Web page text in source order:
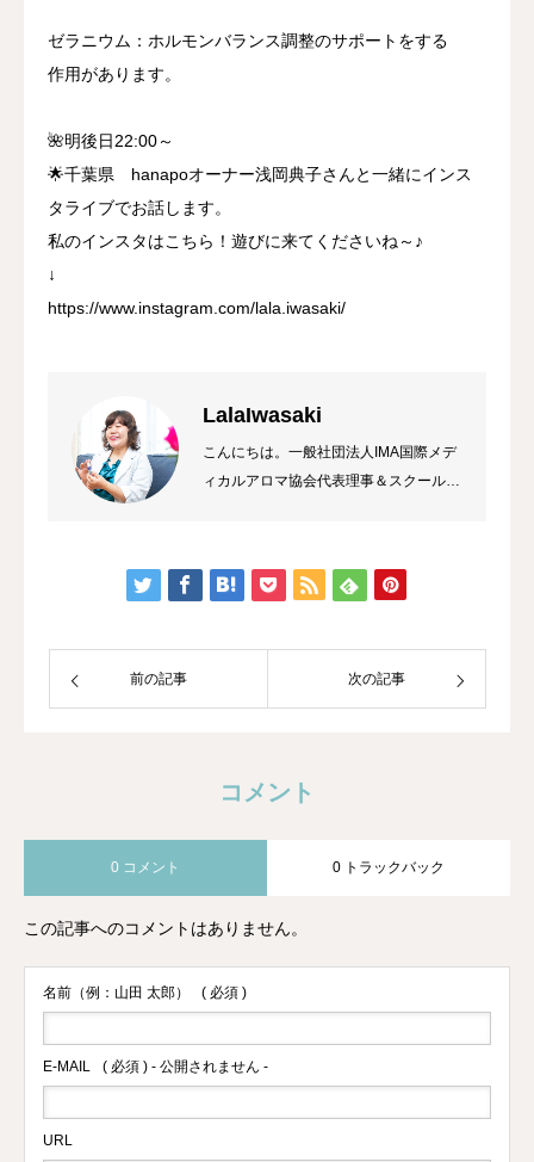
ゼラニウム：ホルモンバランス調整のサポートをする
作用があります。
🌺明後日22:00～
🌟千葉県 hanapoオーナー浅岡典子さんと一緒にインス
タライブでお話します。
私のインスタはこちら！遊びに来てくださいね～♪
↓
https://www.instagram.com/lala.iwasaki/
LalaIwasaki
こんにちは。一般社団法人IMA国際メデ
ィカルアロマ協会代表理事＆スクール校
トレーナーになり、HAWAIIのマナカー
ドのご縁でメディカルアロマに出会いま
前の記事 次の記事
コメント
0 コメント 0 トラックバック
この記事へのコメントはありません。
名前（例：山田 太郎） ( 必須 )
E-MAIL ( 必須 ) - 公開されません -
URL